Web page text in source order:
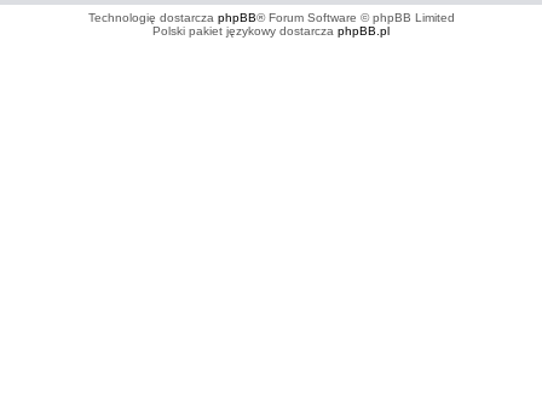
Technologię dostarcza phpBB® Forum Software © phpBB Limited
Polski pakiet językowy dostarcza phpBB.pl